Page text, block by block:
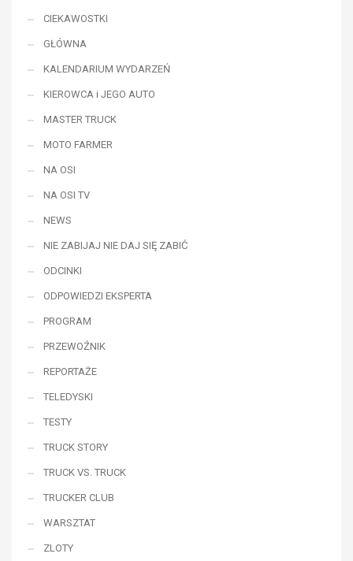
CIEKAWOSTKI
GŁÓWNA
KALENDARIUM WYDARZEŃ
KIEROWCA i JEGO AUTO
MASTER TRUCK
MOTO FARMER
NA OSI
NA OSI TV
NEWS
NIE ZABIJAJ NIE DAJ SIĘ ZABIĆ
ODCINKI
ODPOWIEDZI EKSPERTA
PROGRAM
PRZEWOŹNIK
REPORTAŻE
TELEDYSKI
TESTY
TRUCK STORY
TRUCK VS. TRUCK
TRUCKER CLUB
WARSZTAT
ZLOTY